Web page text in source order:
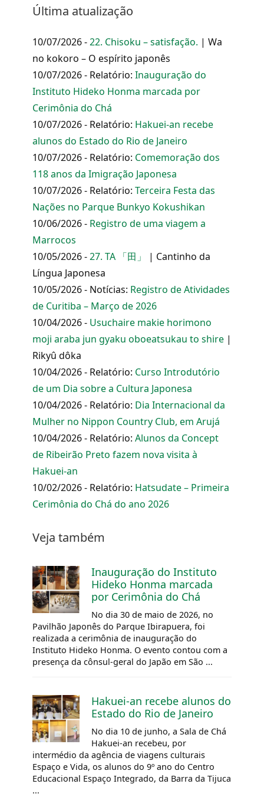
Última atualização
10/07/2026 -22. Chisoku – satisfação. | Wa
no kokoro – O espírito japonês
10/07/2026 - Relatório: Inauguração do
Instituto Hideko Honma marcada por
Cerimônia do Chá
10/07/2026 - Relatório: Hakuei-an recebe
alunos do Estado do Rio de Janeiro
10/07/2026 - Relatório: Comemoração dos
118 anos da Imigração Japonesa
10/07/2026 - Relatório: Terceira Festa das
Nações no Parque Bunkyo Kokushikan
10/06/2026 - Registro de uma viagem a
Marrocos
10/05/2026 -27. TA 「田」
| Cantinho da
Língua Japonesa
10/05/2026 - Notícias: Registro de Atividades
de Curitiba – Março de 2026
10/04/2026 - Usuchaire makie horimono
moji araba jun gyaku oboeatsukau to shire |
Rikyû dôka
10/04/2026 - Relatório: Curso Introdutório
de um Dia sobre a Cultura Japonesa
10/04/2026 - Relatório: Dia Internacional da
Mulher no Nippon Country Club, em Arujá
10/04/2026 - Relatório: Alunos da Concept
de Ribeirão Preto fazem nova visita à
Hakuei-an
10/02/2026 - Relatório: Hatsudate – Primeira
Cerimônia do Chá do ano 2026
Veja também
Inauguração do Instituto
Hideko Honma marcada
por Cerimônia do Chá
No dia 30 de maio de 2026, no
Pavilhão Japonês do Parque Ibirapuera, foi
realizada a cerimônia de inauguração do
Instituto Hideko Honma. O evento contou com a
presença da cônsul-geral do Japão em São ...
Hakuei-an recebe alunos do
Estado do Rio de Janeiro
No dia 10 de junho, a Sala de Chá
Hakuei-an recebeu, por
intermédio da agência de viagens culturais
Espaço e Vida, os alunos do 9º ano do Centro
Educacional Espaço Integrado, da Barra da Tijuca
...